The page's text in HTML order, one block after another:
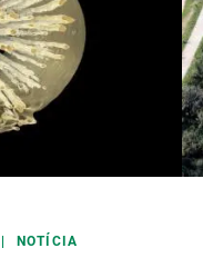
NOTÍCIA